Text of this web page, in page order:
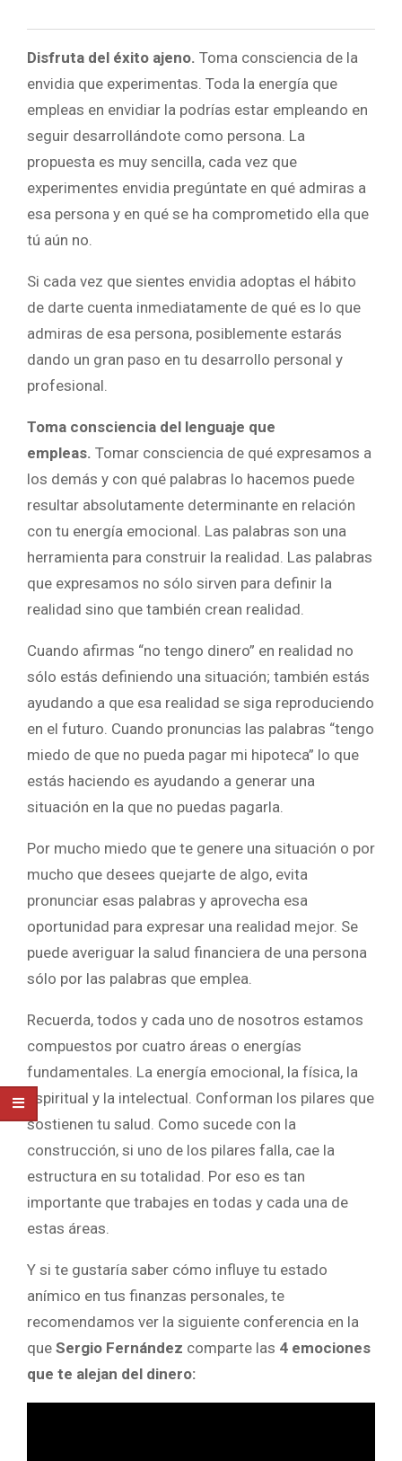
Disfruta del éxito ajeno. Toma consciencia de la
envidia que experimentas. Toda la energía que
empleas en envidiar la podrías estar empleando en
seguir desarrollándote como persona. La
propuesta es muy sencilla, cada vez que
experimentes envidia pregúntate en qué admiras a
esa persona y en qué se ha comprometido ella que
tú aún no.
Si cada vez que sientes envidia adoptas el hábito
de darte cuenta inmediatamente de qué es lo que
admiras de esa persona, posiblemente estarás
dando un gran paso en tu desarrollo personal y
profesional.
Toma consciencia del lenguaje que
empleas. Tomar consciencia de qué expresamos a
los demás y con qué palabras lo hacemos puede
resultar absolutamente determinante en relación
con tu energía emocional. Las palabras son una
herramienta para construir la realidad. Las palabras
que expresamos no sólo sirven para definir la
realidad sino que también crean realidad.
Cuando afirmas “no tengo dinero” en realidad no
sólo estás definiendo una situación; también estás
ayudando a que esa realidad se siga reproduciendo
en el futuro. Cuando pronuncias las palabras “tengo
miedo de que no pueda pagar mi hipoteca” lo que
estás haciendo es ayudando a generar una
situación en la que no puedas pagarla.
Por mucho miedo que te genere una situación o por
mucho que desees quejarte de algo, evita
pronunciar esas palabras y aprovecha esa
oportunidad para expresar una realidad mejor. Se
puede averiguar la salud financiera de una persona
sólo por las palabras que emplea.
Recuerda, todos y cada uno de nosotros estamos
compuestos por cuatro áreas o energías
fundamentales. La energía emocional, la física, la
espiritual y la intelectual. Conforman los pilares que
sostienen tu salud. Como sucede con la
construcción, si uno de los pilares falla, cae la
estructura en su totalidad. Por eso es tan
importante que trabajes en todas y cada una de
estas áreas.
Y si te gustaría saber cómo influye tu estado
anímico en tus finanzas personales, te
recomendamos ver la siguiente conferencia en la
que Sergio Fernández comparte las 4 emociones
que te alejan del dinero: